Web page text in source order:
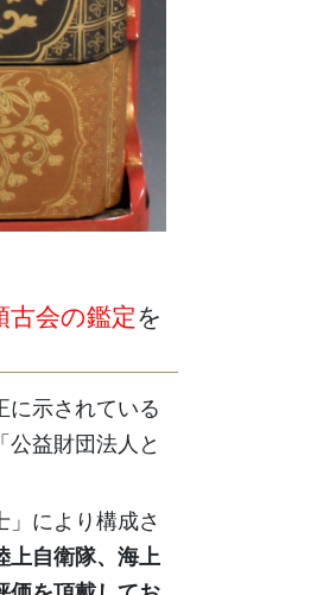
古会の鑑定を
に示されている
益財団法人と
により構成さ
上自衛隊、海上